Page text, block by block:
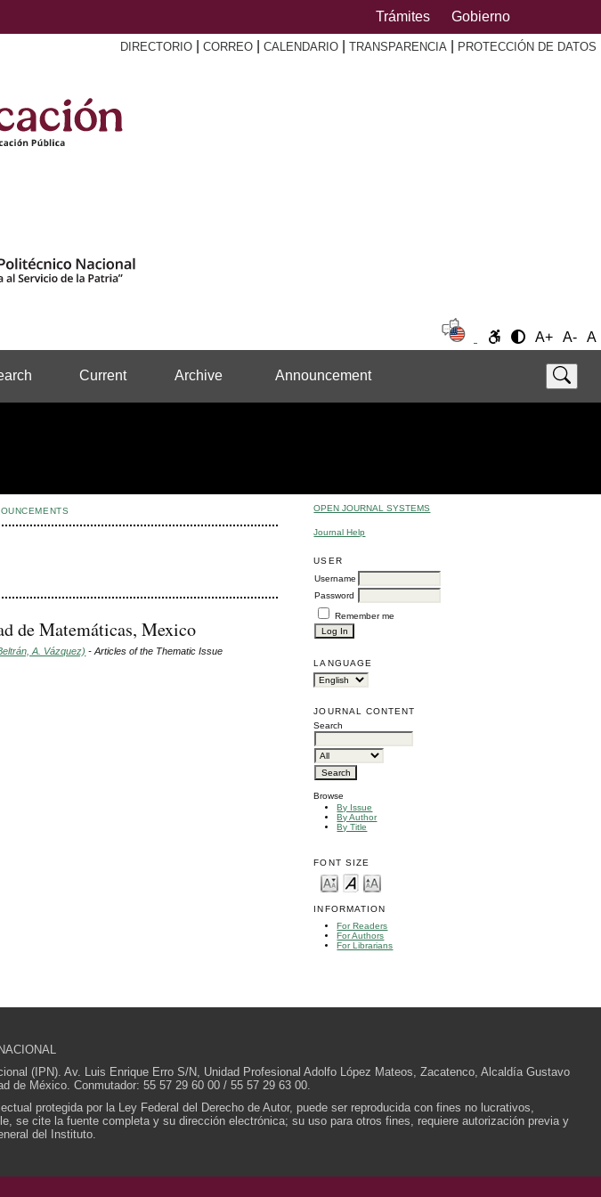
Trámites Gobierno
DIRECTORIO CORREO CALENDARIO TRANSPARENCIA PROTECCIÓN DE DATOS
A+ A- A
Current Archive Announcement
OPEN JOURNAL SYSTEMS
Journal Help
USER
Username
Password
Remember me
LANGUAGE
JOURNAL CONTENT
Search
Browse
By Issue
By Author
By Title
FONT SIZE
INFORMATION
For Readers
For Authors
For Librarians
de Matemáticas, Mexico
A. Vázquez) - Articles of the Thematic Issue
(IPN). Av. Luis Enrique Erro S/N, Unidad Profesional Adolfo López Mateos, Zacatenco, Alcaldía Gustavo
de México. Conmutador: 55 57 29 60 00 / 55 57 29 63 00.
protegida por la Ley Federal del Derecho de Autor, puede ser reproducida con fines no lucrativos,
se cite la fuente completa y su dirección electrónica; su uso para otros fines, requiere autorización previa y
del Instituto.